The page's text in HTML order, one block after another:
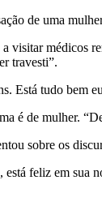
de uma
visitar médicos
travesti”.
Está tudo bem
é de mulher.
sobre os
feliz em sua